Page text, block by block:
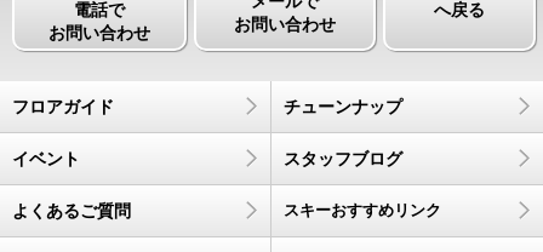
電話で
お問い合わせ
お問い合わせ
へ戻る
フロアガイド チューンナップ
イベント スタッフブログ
よくあるご質問 スキーおすすめリンク